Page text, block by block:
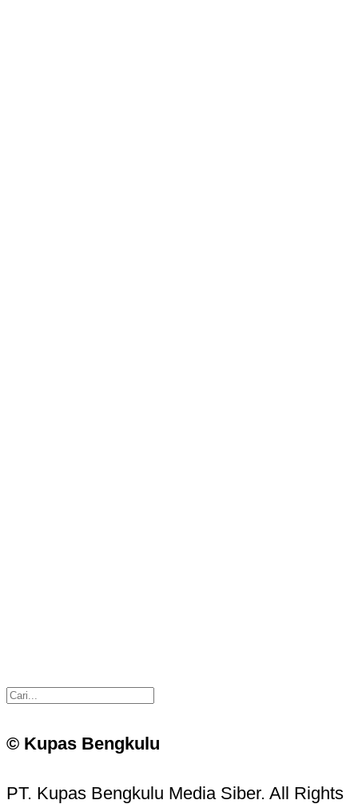
© Kupas Bengkulu
PT. Kupas Bengkulu Media Siber. All Rights